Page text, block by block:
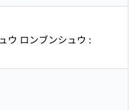
ウ ロンブンシュウ :